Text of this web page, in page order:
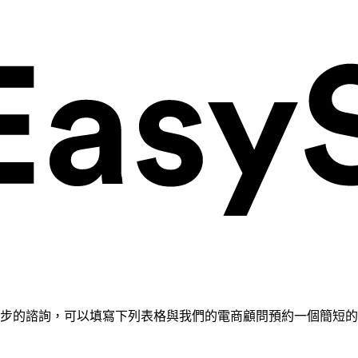
的諮詢，可以填寫下列表格與我們的電商顧問預約一個簡短